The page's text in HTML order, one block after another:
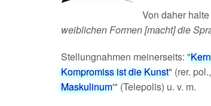
Von daher
weiblichen Formen [macht] die
Stellungnahmen meinerseits: "
Kompromiss ist die Kunst" (rer.
Maskulinum'" (Telepolis) u. v. m.